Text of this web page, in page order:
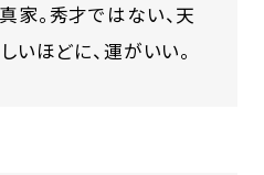
。秀才ではない、天
いほどに、運がいい。